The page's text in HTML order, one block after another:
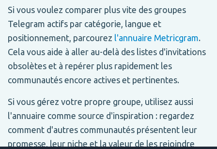
Si vous voulez comparer plus vite des groupes
Telegram actifs par catégorie, langue et
positionnement, parcourez l'annuaire Metricgram.
Cela vous aide à aller au-delà des listes d'invitations
obsolètes et à repérer plus rapidement les
communautés encore actives et pertinentes.
Si vous gérez votre propre groupe, utilisez aussi
l'annuaire comme source d'inspiration : regardez
comment d'autres communautés présentent leur
promesse, leur niche et la valeur de les rejoindre